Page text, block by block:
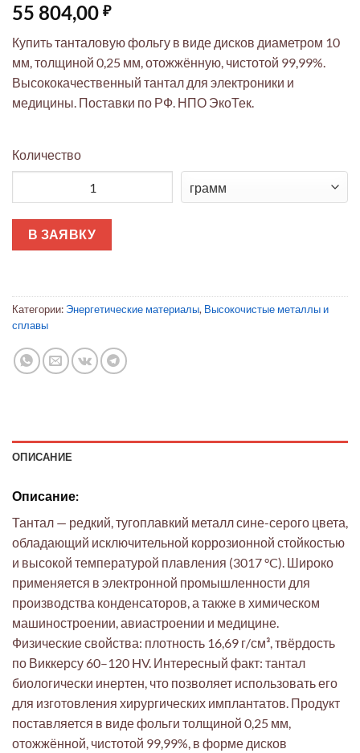
55 804,00 ₽
Купить танталовую фольгу в виде дисков диаметром 10
мм, толщиной 0,25 мм, отожжённую, чистотой 99,99%.
Высококачественный тантал для электроники и
медицины. Поставки по РФ. НПО ЭкоТек.
Количество
В ЗАЯВКУ
Категории: Энергетические материалы, Высокочистые металлы и
сплавы
ОПИСАНИЕ
Описание:
Тантал — редкий, тугоплавкий металл сине-серого цвета,
обладающий исключительной коррозионной стойкостью
и высокой температурой плавления (3017 °C). Широко
применяется в электронной промышленности для
производства конденсаторов, а также в химическом
машиностроении, авиастроении и медицине.
Физические свойства: плотность 16,69 г/см³, твёрдость
по Виккерсу 60–120 HV. Интересный факт: тантал
биологически инертен, что позволяет использовать его
для изготовления хирургических имплантатов. Продукт
поставляется в виде фольги толщиной 0,25 мм,
отожжённой, чистотой 99,99%, в форме дисков